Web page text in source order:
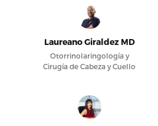
Laureano Giraldez MD
Otorrinolaringología y
Cirugía de Cabeza y Cuello